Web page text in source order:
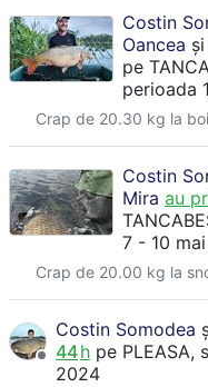
Costin
Oancea și
pe
perioada
Crap de 20.30 kg la
Costin
Mira au
7 - 10
Crap de 20.00 kg la
Costin Somodea
44h pe PLEASA,
2024